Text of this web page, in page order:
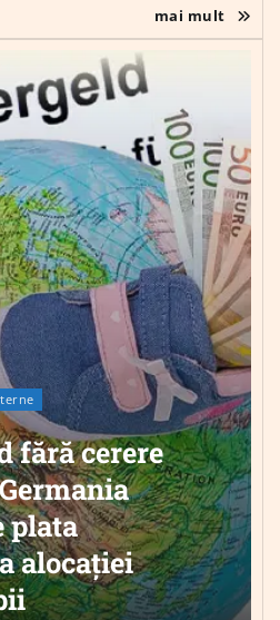
mai mult
fără cerere
plata
alocației